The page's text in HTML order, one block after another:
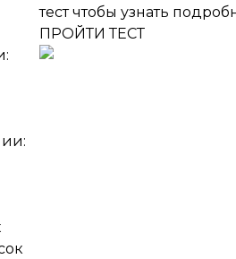
тест чтобы узнать
ПРОЙТИ ТЕСТ